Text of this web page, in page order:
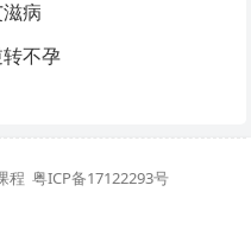
病
不孕
程 粤ICP备17122293号